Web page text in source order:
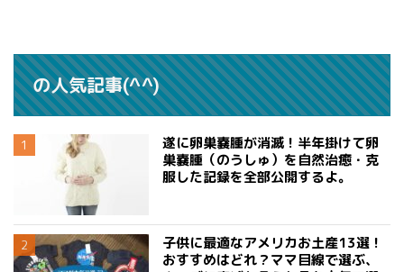
の人気記事(^^)
遂に卵巣嚢腫が消滅！半年掛けて卵
巣嚢腫（のうしゅ）を自然治癒・克
服した記録を全部公開するよ。
子供に最適なアメリカお土産13選！
おすすめはどれ？ママ目線で選ぶ、